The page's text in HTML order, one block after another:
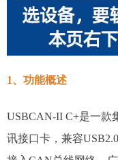
1、功能概述
USBCAN-II C+是一款
讯接口卡，兼容